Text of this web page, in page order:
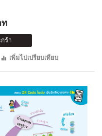
ท
ร้า
เพิ่มไปเปรียบเทียบ